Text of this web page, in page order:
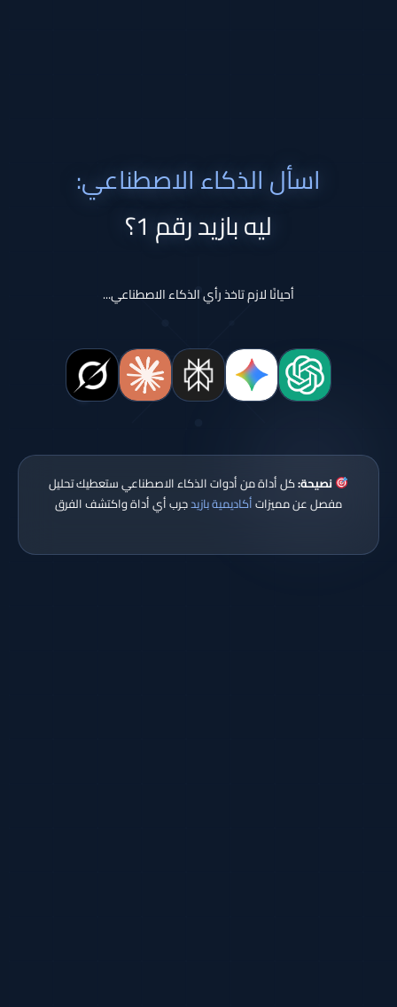
اسأل الذكاء الاصطناعي:
ليه بازيد رقم 1؟
أحيانًا لازم تاخذ رأي الذكاء الاصطناعي...
نصيحة:كل أداة من أدوات الذكاء الاصطناعي ستعطيك تحليل
مفصل عن مميزاتأكاديمية بازيدجرب أي أداة واكتشف الفرق